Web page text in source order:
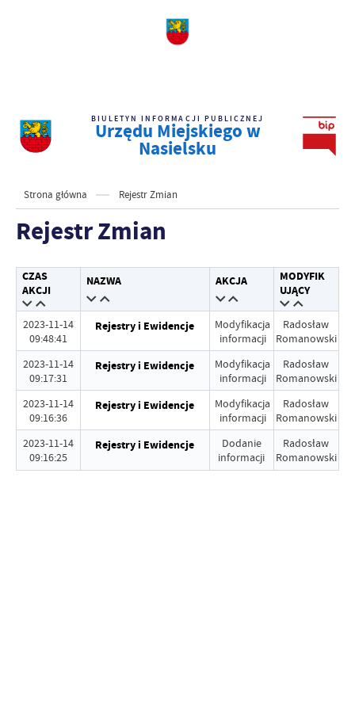
BIULETYN INFORMACJI PUBLICZNEJ
Urzędu Miejskiego w
Nasielsku
Strona główna Rejestr Zmian
Rejestr Zmian
CZAS
AKCJI
NAZWA AKCJA
MODYFIK
UJĄCY
2023-11-14
09:48:41
Rejestry i Ewidencje
Modyfikacja
informacji
Radosław
Romanowski
2023-11-14
09:17:31
Rejestry i Ewidencje
Modyfikacja
informacji
Radosław
Romanowski
2023-11-14
09:16:36
Rejestry i Ewidencje
Modyfikacja
informacji
Radosław
Romanowski
2023-11-14
09:16:25
Rejestry i Ewidencje
Dodanie
informacji
Radosław
Romanowski